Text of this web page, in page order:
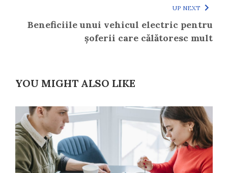
UP NEXT
Beneficiile unui vehicul electric pentru
șoferii care călătoresc mult
YOU MIGHT ALSO LIKE